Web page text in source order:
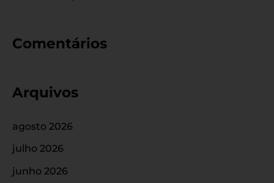
Comentários
Arquivos
agosto 2026
julho 2026
junho 2026